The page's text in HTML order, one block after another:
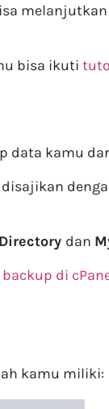
bisa ikuti
kamu
disajikan
dan
di
kamu miliki: